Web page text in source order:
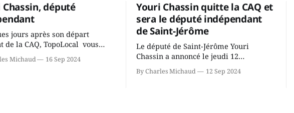
député
jours après son départ
de la CAQ, TopoLocal vous
une conversation avec Youri
Nous avons causé de sa
Michaud 16 Sep 2024
Youri Chassin quitte la CAQ et
sera le député indépendant
de Saint-Jérôme
Le député de Saint-Jérôme Youri
Chassin a annoncé le jeudi 12
septembre qu'il quitte le caucus de la
Coalition Avenir Québec de François
By Charles Michaud 12 Sep 2024